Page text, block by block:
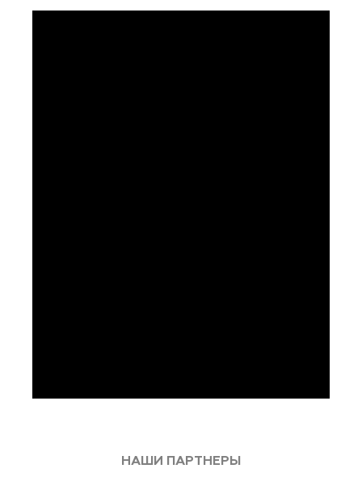
НАШИ ПАРТНЕРЫ